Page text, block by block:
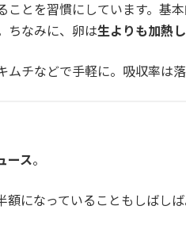
とを習慣にしています。基
ちなみに、卵は生よりも加熱
チなどで手軽に。吸収率は
ース。
額になっていることもしばし